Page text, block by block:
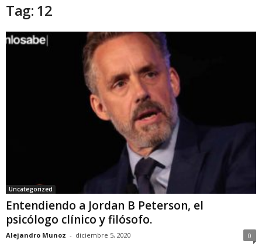
Tag: 12
Uncategorized
Entendiendo a Jordan B Peterson, el
psicólogo clínico y filósofo.
Alejandro Munoz - diciembre 5, 2020 0